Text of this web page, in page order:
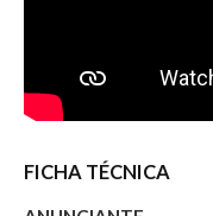
FICHA TÉCNICA